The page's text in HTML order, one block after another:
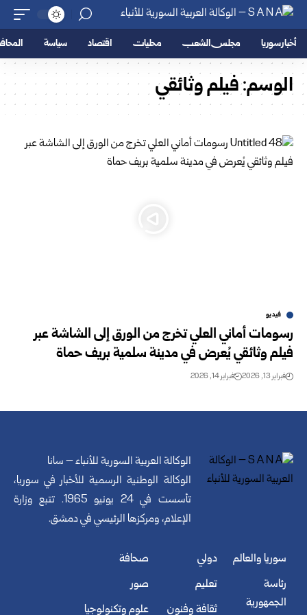
أخبار سوريا مجلس الشعب محليات اقتصاد سياسة
الوسم:فيلم وثائقي
فيديو
رسومات أماني العلي تخرج من الورق إلى الشاشة عبر
فيلم وثائقي يُعرض في مدينة سلمية بريف حماة
فبراير 13, 2026 فبراير 14, 2026
الوكالة العربية السورية للأنباء – سانا
الوكالة الوطنية الرسمية للأخبار في سوريا،
تأسست في 24 يونيو 1965. تتبع وزارة
الإعلام، ومركزها الرئيسي في دمشق.
سوريا والعالم
رئاسة
الجمهورية
دولي
تعليم
ثقافة وفنون
صحافة
صور
علوم وتكنولوجيا